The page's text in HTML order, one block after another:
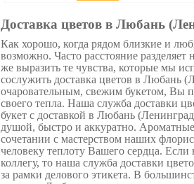
Доставка цветов в Любань
Как хорошо, когда рядом близкие и
возможно. Часто расстояние
же выразить те чувства, которые мы
сослужить доставка цветов в Любань
очаровательным, свежим букетом, Вы
своего тепла. Наша служба доставки
букет с доставкой в Любань
душой, быстро и аккуратно.
сочетании с мастерством наших
человеку теплоту Вашего сердца.
коллегу, то наша служба доставки
за рамки делового этикета. В